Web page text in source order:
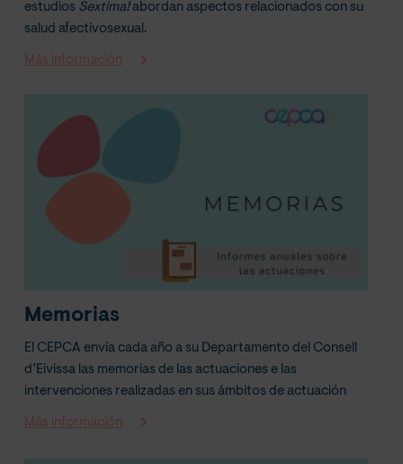
estudios Sextima!abordan aspectos relacionados con su
salud afectivosexual.
Más información
Memorias
El CEPCA envía cada año a su Departamento del Consell
d’Eivissa las memorias de las actuaciones e las
intervenciones realizadas en sus ámbitos de actuación
Más información